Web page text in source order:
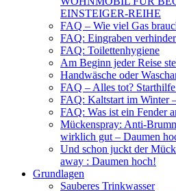
EINSTEIGER-REIHE
FAQ – Wie viel Gas
FAQ: Eingraben
FAQ: Toilettenhygiene
Am Beginn jeder Reise
Handwäsche oder
FAQ – Alles tot?
FAQ: Kaltstart im Winter
FAQ: Was ist ein Fender
Mückenspray: Anti-
wirklich gut – Daumen
Und schon juckt der
away : Daumen hoch!
Grundlagen
Sauberes Trinkwasser